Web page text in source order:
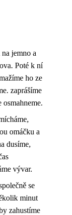
jemno a
Poté k ní
ho ze
zaprášíme
osmahneme.
omáčku a
dusíme,
vývar.
se
minut
zahustíme